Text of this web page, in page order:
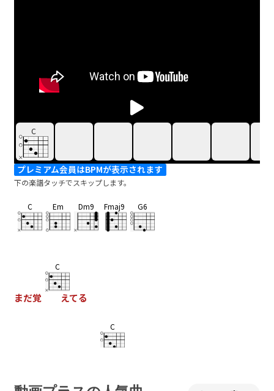
C
プレミアム会員はBPMが表示されます
下の楽譜タッチでスキップします。
C Em Dm9 Fmaj9 G6
まだ覚
C
えてる
C
Em